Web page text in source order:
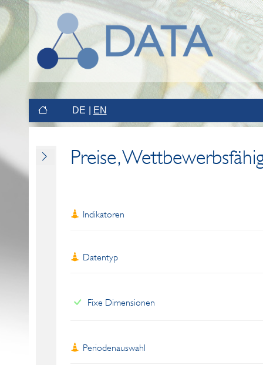
DE EN
Preise,
Indikatoren
Datentyp
Fixe Dimensionen
Periodenauswahl